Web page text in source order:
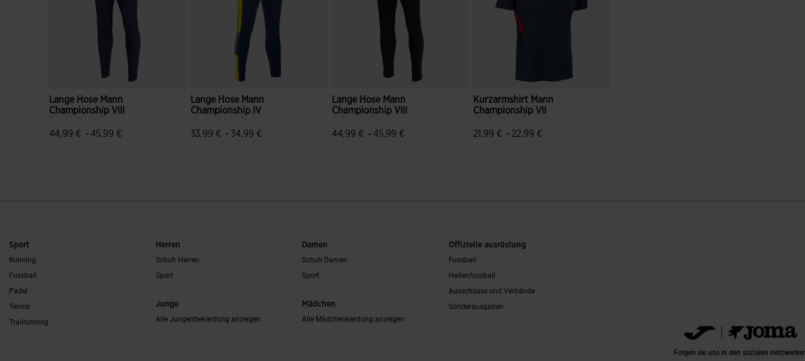
Lange Hose Mann
Championship VIII
44,99 € - 45,99 €
Lange Hose Mann
Championship IV
33,99 € - 34,99 €
Lange Hose Mann
Championship VIII
44,99 € - 45,99 €
Kurzarmshirt Mann
Championship VII
21,99 € - 22,99 €
Sport
Running
Fussball
Padel
Tennis
Trailrunning
Herren
Schuh Herren
Sport
Junge
Alle Jungenbekleidung anzeigen
Damen
Schuh Damen
Sport
Mädchen
Alle Mädchenkleidung anzeigen
Offizielle ausrüstung
Fussball
Hallenfussball
Ausschüsse und Verbände
Sonderausgaben
Folgen sie uns in den sozialen